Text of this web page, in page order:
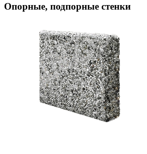
Опорные, подпорные стенки